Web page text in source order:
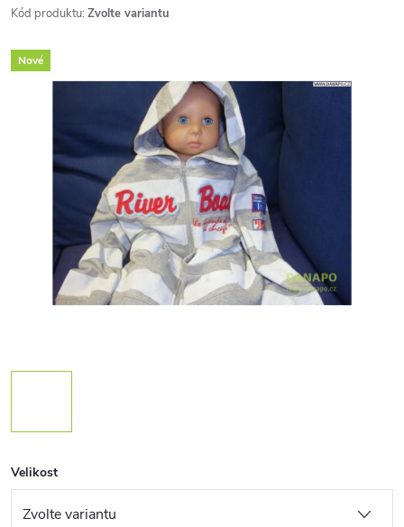
Kód produktu: Zvolte variantu
Nové
Velikost